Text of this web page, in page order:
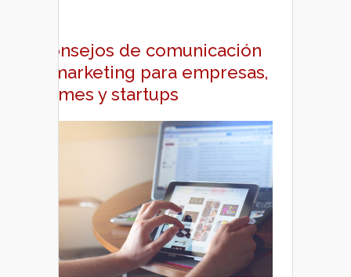
Consejos de comunicación
y marketing para empresas,
pymes y startups